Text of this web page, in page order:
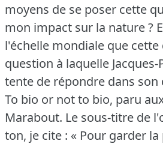
moyens de se poser cette
mon impact sur la nature ?
l'échelle mondiale que cette
question à laquelle Jacques-
tente de répondre dans son
To bio or not to bio, paru
Marabout. Le sous-titre de
ton, je cite : « Pour garder la